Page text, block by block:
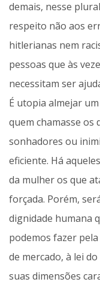
demais, nesse
respeito não aos
hitlerianas nem
pessoas que às
necessitam ser
É utopia almejar
quem chamasse os
sonhadores ou
eficiente. Há
da mulher os que
forçada. Porém,
dignidade humana
podemos fazer
de mercado, à lei
suas dimensões